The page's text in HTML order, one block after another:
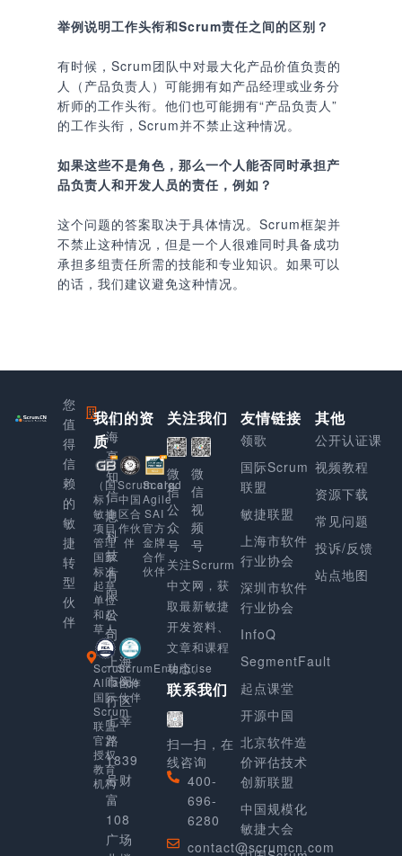
举例说明工作头衔和Scrum责任之间的区别？
有时候，Scrum团队中对最大化产品价值负责的
人（产品负责人）可能拥有如产品经理或业务分
析师的工作头衔。他们也可能拥有“产品负责人”
的工作头衔，Scrum并不禁止这种情况。
如果这些不是角色，那么一个人能否同时承担产
品负责人和开发人员的责任，例如？
这个问题的答案取决于具体情况。Scrum框架并
不禁止这种情况，但是一个人很难同时具备成功
承担多组责任所需的技能和专业知识。如果可以
的话，我们建议避免这种情况。
您
值
得
信
赖
的
敏
捷
转
型
伙
伴
上
海
享
知
信
息
科
技
有
限
公
司
上海
市闵
行区
七莘
路
1839
号财
富
108
广场
我们的资
质
（国
标）
敏捷
项目
管理
国家
标准
起草
单位
和起
草人
Scrum.org
中国
区合
作伙
伴
Scaled
Agile
SAI
官方
金牌
合作
伙伴
Scrum
Alliance
国际
Scrum
联盟
官方
授权
教育
机构
ScrumEnterprise
合作
伙伴
关注我们
微
信
公
众
号
微
信
视
频
号
关注Scrurm
中文网，获
取最新敏捷
开发资料、
文章和课程
动态。
联系我们
扫一扫，在
线咨询
400-
696-
6280
contact@scrumcn.com
友情链接
领歌
国际Scrum
联盟
敏捷联盟
上海市软件
行业协会
深圳市软件
行业协会
InfoQ
SegmentFault
起点课堂
开源中国
北京软件造
价评估技术
创新联盟
中国规模化
敏捷大会
其他
公开认证课
视频教程
资源下载
常见问题
投诉/反馈
站点地图